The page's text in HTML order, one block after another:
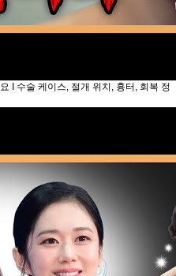
I 수술 케이스, 절개 위치, 흉터, 회복 정